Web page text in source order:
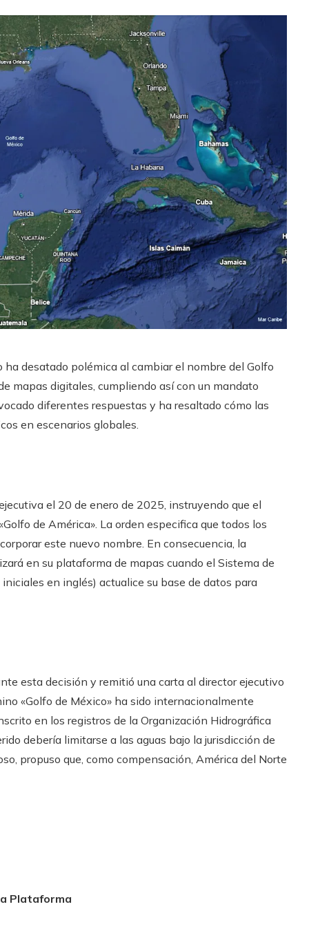
desatado polémica al cambiar el nombre del Golfo
mapas digitales, cumpliendo así con un mandato
diferentes respuestas y ha resaltado cómo las
en escenarios globales.
el 20 de enero de 2025, instruyendo que el
de América». La orden especifica que todos los
este nuevo nombre. En consecuencia, la
en su plataforma de mapas cuando el Sistema de
en inglés) actualice su base de datos para
esta decisión y remitió una carta al director ejecutivo
«Golfo de México» ha sido internacionalmente
en los registros de la Organización Hidrográfica
debería limitarse a las aguas bajo la jurisdicción de
propuso que, como compensación, América del Norte
Plataforma